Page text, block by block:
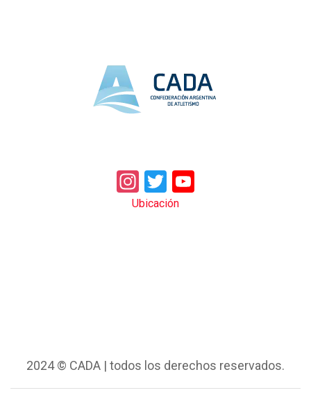
Instagram
Twitter
Ubicación
2024 © CADA | todos los derechos reservados.